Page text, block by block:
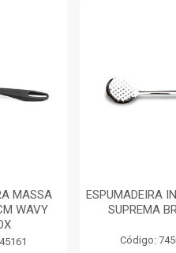
MASSA
WAVY
ESPUMADEIRA
SUPREMA
Código: